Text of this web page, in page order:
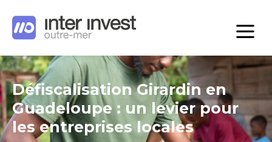
Défiscalisation Girardin en
Guadeloupe : un levier pour
les entreprises locales